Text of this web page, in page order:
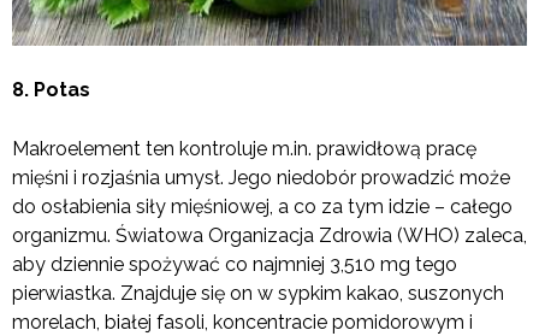
8. Potas
Makroelement ten kontroluje m.in. prawidłową pracę
mięśni i rozjaśnia umysł. Jego niedobór prowadzić może
do osłabienia siły mięśniowej, a co za tym idzie – całego
organizmu. Światowa Organizacja Zdrowia (WHO) zaleca,
aby dziennie spożywać co najmniej 3,510 mg tego
pierwiastka. Znajduje się on w sypkim kakao, suszonych
morelach, białej fasoli, koncentracie pomidorowym i